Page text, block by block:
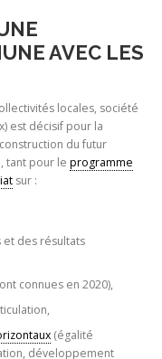
AVEC LES
locales, société
est décisif pour la
du futur
tant pour le programme
sur :
et des résultats
connues en 2020),
(égalité
développement